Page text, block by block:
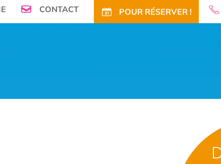
CONTACT POUR RÉSERVER !
son petit paradis en pleine nature pour vos